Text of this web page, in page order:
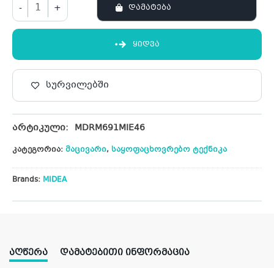
- + ᲓᲐᲛᲐᲢᲔᲑᲐ
ᲧᲘᲓᲕᲐ
სურვილებში
არტიკული: MDRM691MIE46
კატეგორია: მაცივარი, საყოფაცხოვრებო ტექნიკა
Brands: MIDEA
ᲐᲦᲬᲔᲠᲐ ᲓᲐᲛᲐᲢᲔᲑᲘᲗᲘ ᲘᲜᲤᲝᲠᲛᲐᲪᲘᲐ